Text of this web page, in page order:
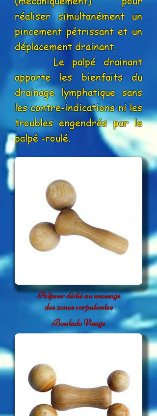
réaliser simultanément un
pincement pétrissant et un
déplacement drainant.
Le palpé drainant
apporte les bienfaits du
drainage lymphatique sans
les contre-indications ni les
troubles engendrés par le
palpé -roulé.
Palpeur dédié au massage
des zones corpulentes
Boulado Visage